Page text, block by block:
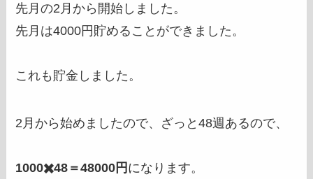
先月の2月から開始しました。
先月は4000円貯めることができました。
これも貯金しました。
2月から始めましたので、ざっと48週あるので、
1000✖️48＝48000円 になります。